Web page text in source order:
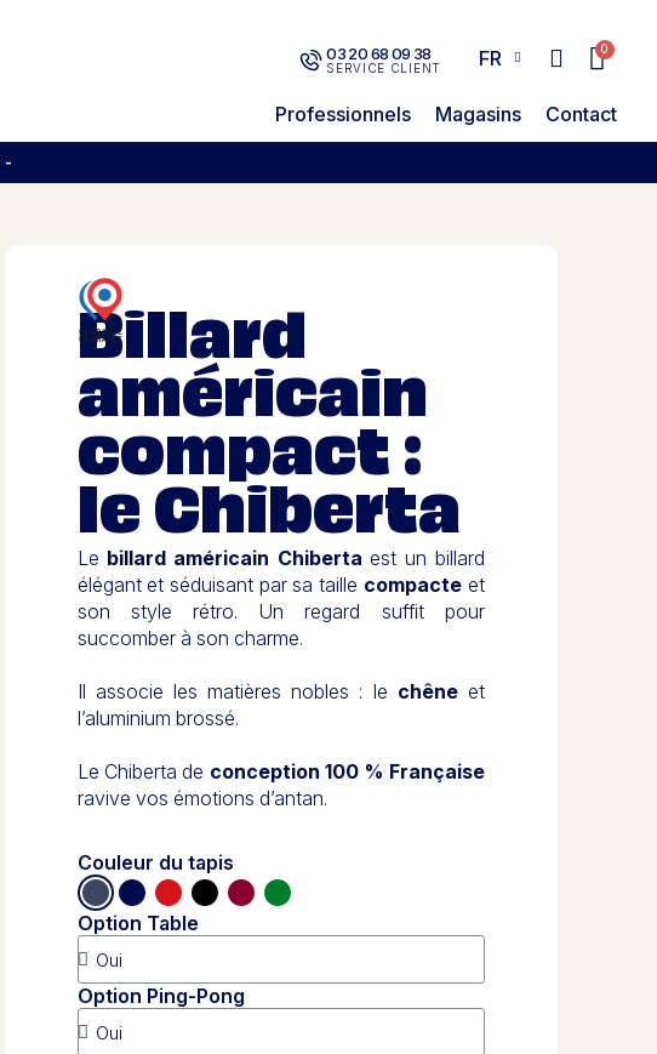
03 20 68 09 38
SERVICE CLIENT FR
Professionnels Magasins Contact
-
Billard
américain
compact :
le Chiberta
Le billard américain Chiberta est un billard
élégant et séduisant par sa taille compacteet
son style rétro. Un regard suffit pour
succomber à son charme.
Il associe les matières nobles : le chêneet
l’aluminium brossé.
Le Chiberta de conception 100 % Française
ravive vos émotions d’antan.
Couleur du tapis
Option Table
Option Ping-Pong